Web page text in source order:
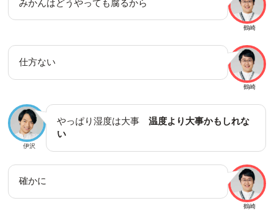
鶴崎
みかんはどうやっても腐るから
鶴崎
仕方ない
伊沢
やっぱり湿度は大事温度より大事かもしれな
い
鶴崎
確かに